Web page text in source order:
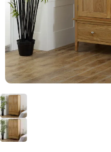
Рассрочка и кредит
Схема работы
Акции и скидки
Портфолио
Видеоотзывы